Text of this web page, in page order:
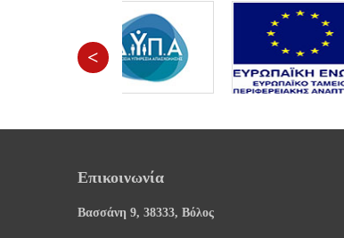
<
Επικοινωνία
Βασσάνη 9, 38333, Βόλος